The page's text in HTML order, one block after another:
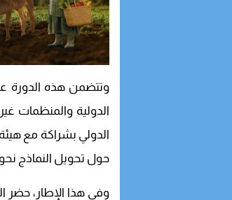
وتتضمن هذه الدورة
الدولية والمنظمات
الدولي بشراكة مع
حول تحويل النماذج نحو
وفي هذا الإطار، حضر